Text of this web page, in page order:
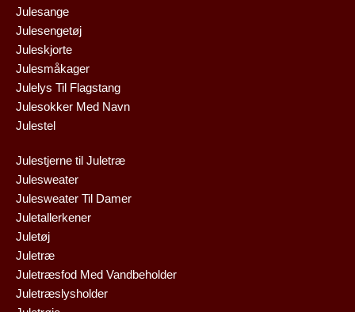
Julesange
Julesengetøj
Juleskjorte
Julesmåkager
Julelys Til Flagstang
Julesokker Med Navn
Julestel
Julestjerne til Juletræ
Julesweater
Julesweater Til Damer
Juletallerkener
Juletøj
Juletræ
Juletræsfod Med Vandbeholder
Juletræslysholder